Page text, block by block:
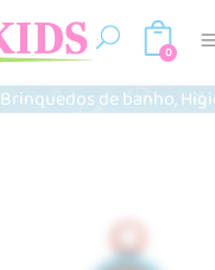
0
Brinquedos de banho,